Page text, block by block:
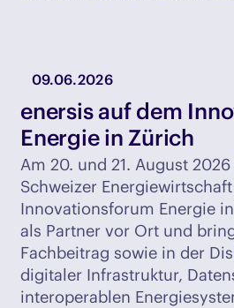
09.06.2026
enersis auf dem
Energie in Zürich
Am 20. und 21. August
Schweizer
Innovationsforum Energie
als Partner vor Ort und
Fachbeitrag sowie in der
digitaler Infrastruktur,
interoperablen